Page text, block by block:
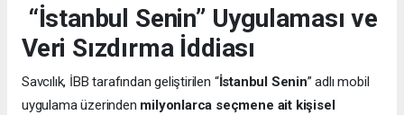
“İstanbul Senin” Uygulaması ve
Veri Sızdırma İddiası
Savcılık, İBB tarafından geliştirilen “İstanbul Senin” adlı mobil
uygulama üzerinden milyonlarca seçmene ait kişisel